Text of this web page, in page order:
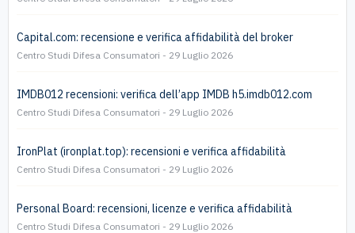
Capital.com: recensione e verifica affidabilità del broker
Centro Studi Difesa Consumatori 29 Luglio 2026
IMDB012 recensioni: verifica dell’app IMDB h5.imdb012.com
Centro Studi Difesa Consumatori 29 Luglio 2026
IronPlat (ironplat.top): recensioni e verifica affidabilità
Centro Studi Difesa Consumatori 29 Luglio 2026
Personal Board: recensioni, licenze e verifica affidabilità
Centro Studi Difesa Consumatori 29 Luglio 2026